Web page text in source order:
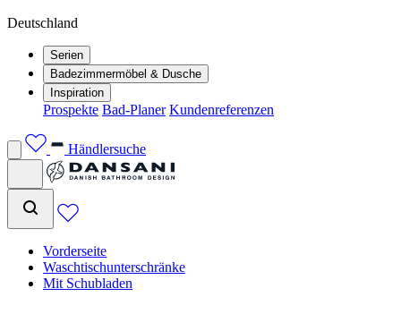
Deutschland
Serien
Badezimmermöbel & Dusche
Inspiration
Prospekte Bad-Planer Kundenreferenzen
Händlersuche
Vorderseite
Waschtischunterschränke
Mit Schubladen